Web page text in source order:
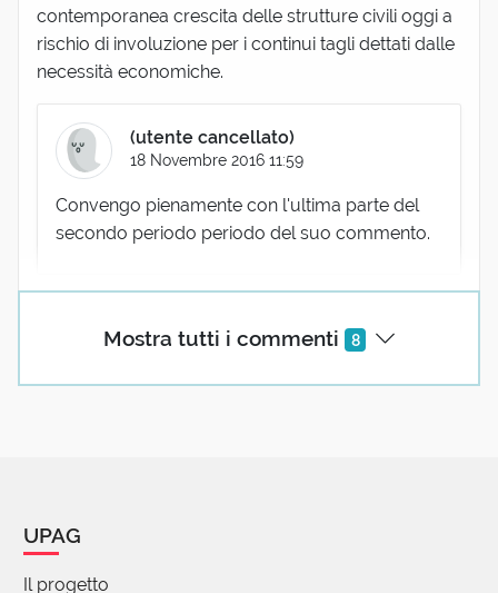
Mostra tutti i commenti 8
contemporanea crescita delle strutture civili oggi a
rischio di involuzione per i continui tagli dettati dalle
necessità economiche.
(utente cancellato)
18 Novembre 2016 11:59
Convengo pienamente con l'ultima parte del
secondo periodo periodo del suo commento.
Antonio Cirillo
UPAG
Il progetto